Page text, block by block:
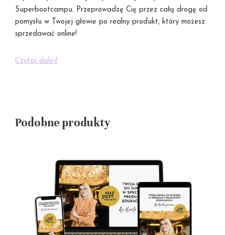
Superbootcampu. Przeprowadzę Cię przez całą drogę od
pomysłu w Twojej głowie po realny produkt, który możesz
sprzedawać online!
Czytaj dalej!
Podobne produkty